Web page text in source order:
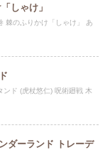
しゃけ」
棘のふりかけ「しゃけ」 あ
ンド (虎杖悠仁) 呪術廻戦 木
ダーランド トレーデ